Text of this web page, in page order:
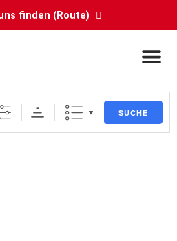
finden (Route)
SUCHE